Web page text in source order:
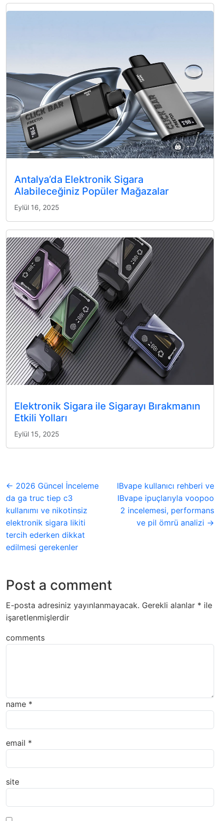
Antalya’da Elektronik Sigara
Alabileceğiniz Popüler Mağazalar
Eylül 16, 2025
Elektronik Sigara ile Sigarayı Bırakmanın
Etkili Yolları
Eylül 15, 2025
← 2026 Güncel İnceleme
da ga truc tiep c3
kullanımı ve nikotinsiz
elektronik sigara likiti
tercih ederken dikkat
edilmesi gerekenler
IBvape kullanıcı rehberi ve
IBvape ipuçlarıyla voopoo
2 incelemesi, performans
ve pil ömrü analizi →
Post a comment
E-posta adresiniz yayınlanmayacak. Gerekli alanlar * ile
işaretlenmişlerdir
comments
name *
email *
site